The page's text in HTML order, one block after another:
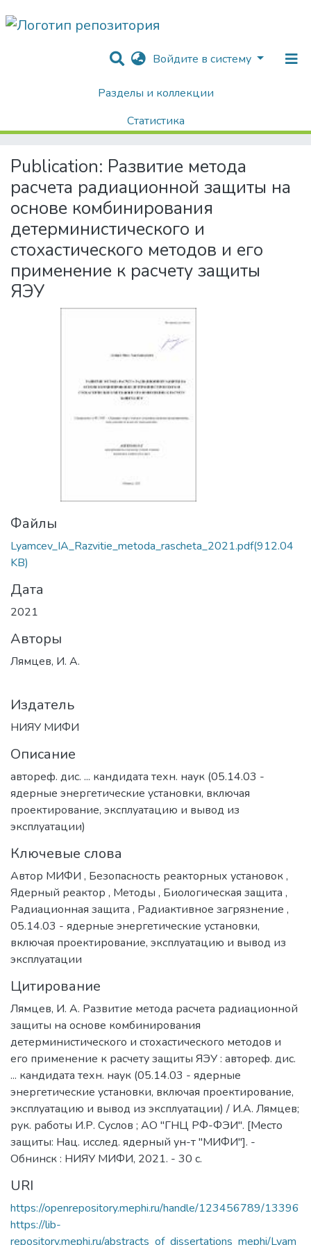
Войдите в систему
Разделы и коллекции
Статистика
Диссертации / Выпускные квалификационные работы
Развитие метода расчета радиационной защиты на основе комбинирования детерминистического и стохастического методов и его применение к расчету защиты ЯЭУ
Publication: Развитие метода
расчета радиационной защиты на
основе комбинирования
детерминистического и
стохастического методов и его
применение к расчету защиты
ЯЭУ
Файлы
Lyamcev_IA_Razvitie_metoda_rascheta_2021.pdf(912.04
KB)
Дата
2021
Авторы
Лямцев, И. А.
Издатель
НИЯУ МИФИ
Описание
автореф. дис. ... кандидата техн. наук (05.14.03 -
ядерные энергетические установки, включая
проектирование, эксплуатацию и вывод из
эксплуатации)
Ключевые слова
Автор МИФИ , Безопасность реакторных установок,
Ядерный реактор , Методы , Биологическая защита ,
Радиационная защита , Радиактивное загрязнение ,
05.14.03 - ядерные энергетические установки,
включая проектирование, эксплуатацию и вывод из
эксплуатации
Цитирование
Лямцев, И. А. Развитие метода расчета радиационной
защиты на основе комбинирования
детерминистического и стохастического методов и
его применение к расчету защиты ЯЭУ : автореф. дис.
... кандидата техн. наук (05.14.03 - ядерные
энергетические установки, включая проектирование,
эксплуатацию и вывод из эксплуатации) / И.А. Лямцев;
рук. работы И.Р. Суслов ; АО "ГНЦ РФ-ФЭИ". [Место
защиты: Нац. исслед. ядерный ун-т "МИФИ"]. -
Обнинск : НИЯУ МИФИ, 2021. - 30 с.
URI
https://openrepository.mephi.ru/handle/123456789/13396
https://lib-
repository.mephi.ru/abstracts_of_dissertations_mephi/Lyam